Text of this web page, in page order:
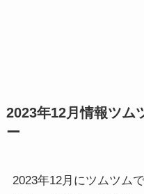
2023年12月情報ツム
ー
2023年12月にツムツム